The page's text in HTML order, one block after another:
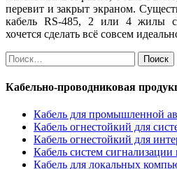
перевит и закрыт экраном.
кабель RS-485, 2 или 4 жилы
хочется сделать всё совсем
Найти:
Кабельно-проводниковая
Кабель для промышленной
Кабель огнестойкий для
Кабель огнестойкий для
Кабель систем сигнализации
Кабель для локальных